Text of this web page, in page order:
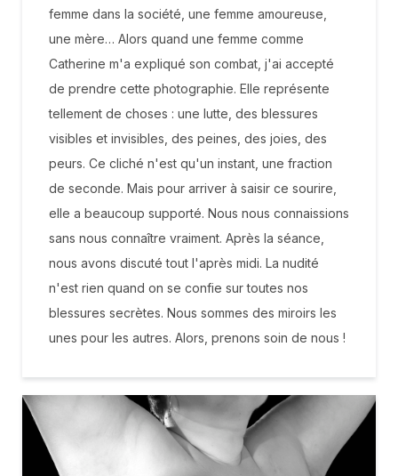
femme dans la société, une femme amoureuse,
une mère… Alors quand une femme comme
Catherine m'a expliqué son combat, j'ai accepté
de prendre cette photographie. Elle représente
tellement de choses : une lutte, des blessures
visibles et invisibles, des peines, des joies, des
peurs. Ce cliché n'est qu'un instant, une fraction
de seconde. Mais pour arriver à saisir ce sourire,
elle a beaucoup supporté. Nous nous connaissions
sans nous connaître vraiment. Après la séance,
nous avons discuté tout l'après midi. La nudité
n'est rien quand on se confie sur toutes nos
blessures secrètes. Nous sommes des miroirs les
unes pour les autres. Alors, prenons soin de nous !